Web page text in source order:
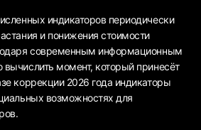
индикаторов периодически
и понижения стоимости
современным информационным
момент, который принесёт
коррекции 2026 года индикаторы
возможностях для